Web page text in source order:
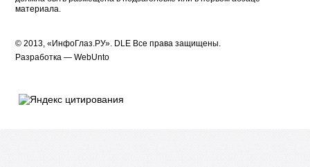
материала.
© 2013, «ИнфоГлаз.РУ». DLE Все права защищены.
Разработка —WebUnto